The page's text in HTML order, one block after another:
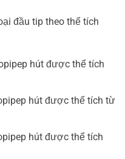
đầu tip theo thể tích
hút được thể tích
hút được thể tích từ
hút được thể tích